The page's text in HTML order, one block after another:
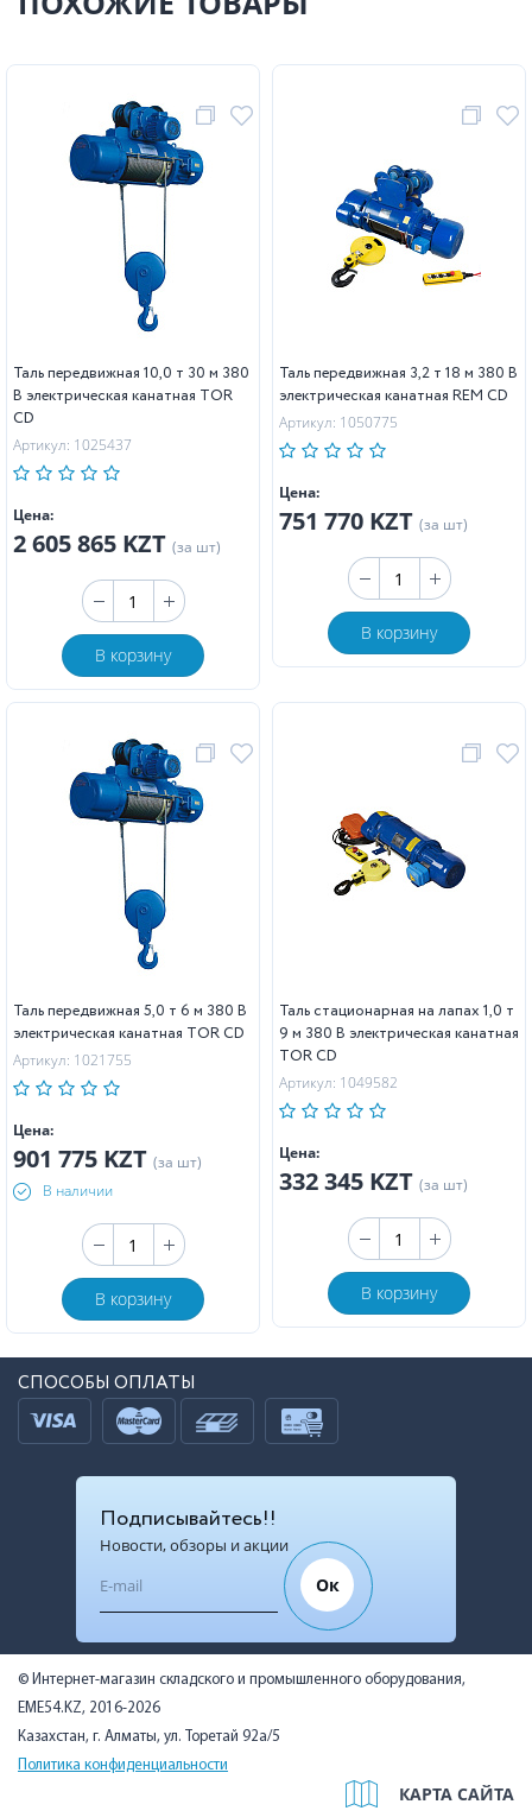
Таль передвижная 10,0 т 30 м 380
В электрическая канатная TOR
CD
Артикул: 1025437
Цена:
2 605 865 KZT (за шт)
В корзину
Таль передвижная 3,2 т 18 м 380 В
электрическая канатная REM CD
Артикул: 1050775
Цена:
751 770 KZT (за шт)
В корзину
Таль передвижная 5,0 т 6 м 380 В
электрическая канатная TOR CD
Артикул: 1021755
Цена:
901 775 KZT (за шт)
В наличии
В корзину
Таль стационарная на лапах 1,0 т
9 м 380 В электрическая канатная
TOR CD
Артикул: 1049582
Цена:
332 345 KZT (за шт)
В корзину
СПОСОБЫ ОПЛАТЫ
Подписывайтесь!!
Новости, обзоры и акции
Ок
© Интернет-магазин складского и промышленного оборудования,
EME54.KZ, 2016-2026
Казахстан, г. Алматы, ул. Торетай 92а/5
Политика конфиденциальности
КАРТА САЙТА